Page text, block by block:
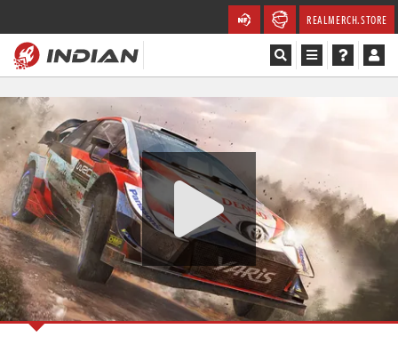
REALMERCH.STORE
Magazín
Recenze
Videa
Soutěže
Databáze
Komunita